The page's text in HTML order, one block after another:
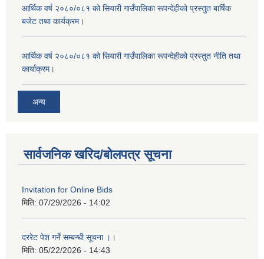
आर्थिक वर्ष २०८०/०८१ को सियारी गाउँपालिका रूपन्देहीको प्रस्तुत बार्षिक
बजेट तथा कार्यक्रम।
आर्थिक वर्ष २०८०/०८१ को सियारी गाउँपालिका रूपन्देहीको प्रस्तुत नीति तथा
कार्याक्रम।
अन्य
सार्वजनिक खरिद/बोलपत्र सूचना
Invitation for Online Bids
मिति: 07/29/2026 - 14:02
दररेट पेश गर्ने सम्बन्धी सूचना ।।
मिति: 05/22/2026 - 14:43